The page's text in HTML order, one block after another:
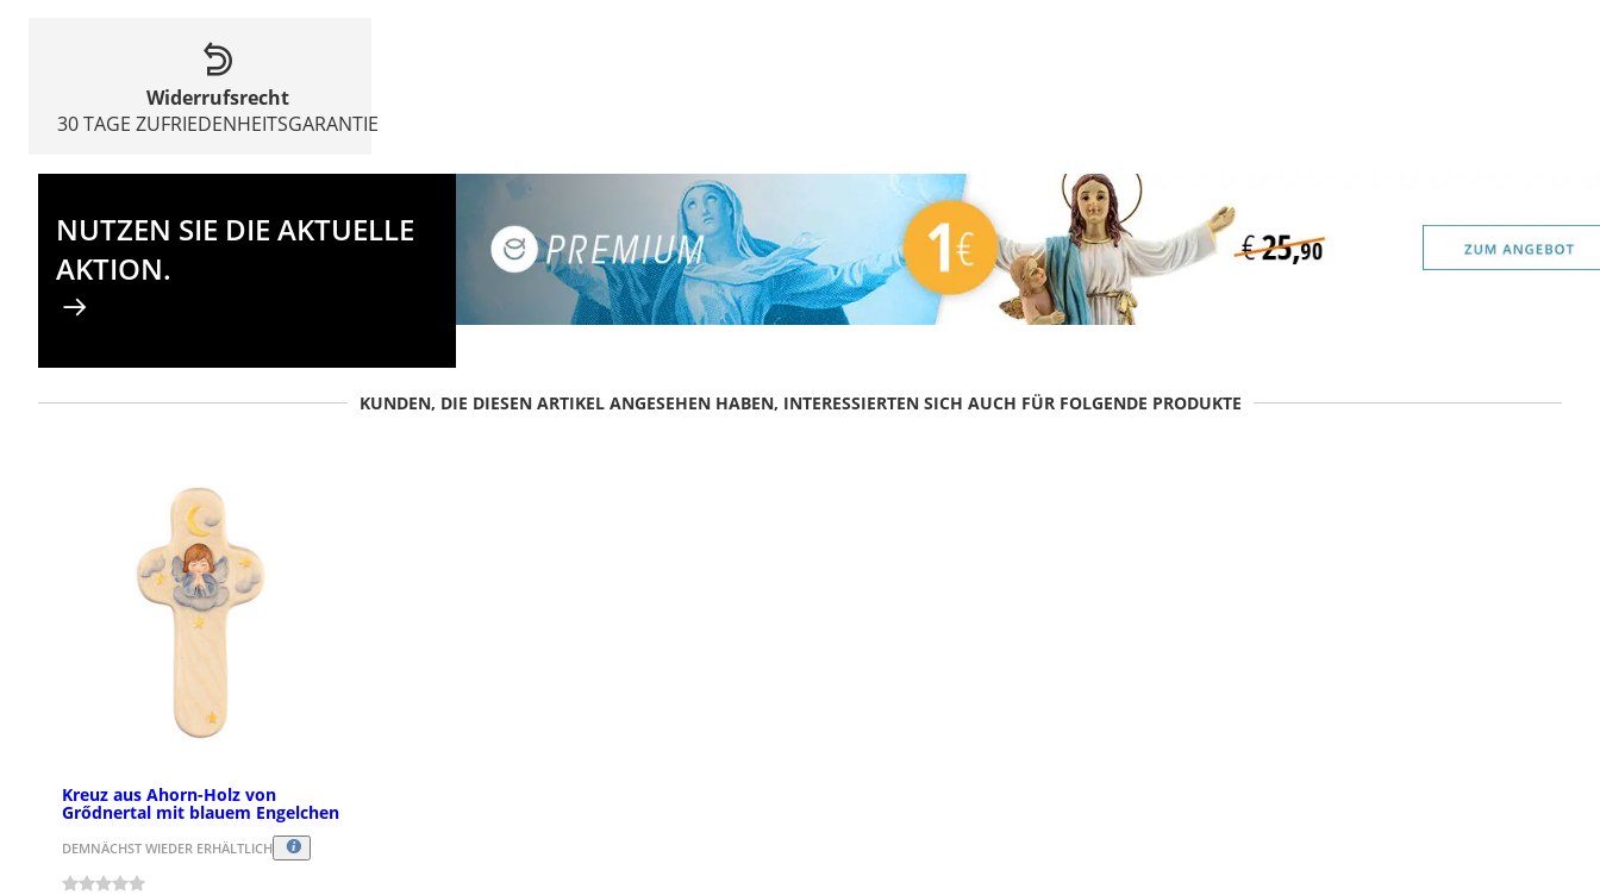
Widerrufsrecht
30 TAGE ZUFRIEDENHEITSGARANTIE
NUTZEN SIE DIE AKTUELLE
AKTION.
KUNDEN, DIE DIESEN ARTIKEL ANGESEHEN HABEN, INTERESSIERTEN SICH AUCH FÜR FOLGENDE PRODUKTE
Kreuz aus Ahorn-Holz von
Grődnertal mit blauem Engelchen
DEMNÄCHST WIEDER ERHÄLTLICH